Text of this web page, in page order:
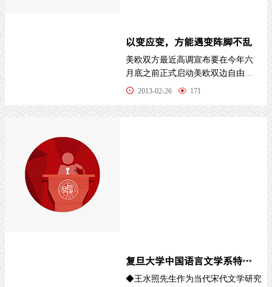
以变应变，方能遇变阵脚不乱
美欧双方最近高调宣布要在今年六
月底之前正式启动美欧双边自由贸
易区的谈判，引起世界、尤其是包
2013-02-26 171
复旦大学中国语言文学系特聘资深教授王水照： 研究“唐宋转...
◆王水照先生作为当代宋代文学研究